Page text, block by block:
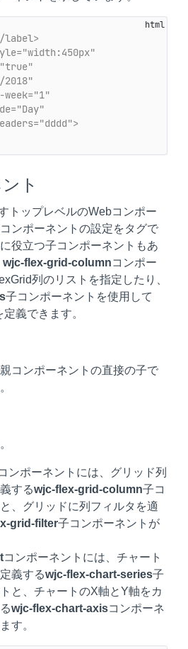
label>
2018"
week="1"
ト
トップレベルのWebコンポー
ンポーネントの設定をタグで
役立つ子コンポーネントもあ
wjc-flex-grid-columnコンポー
列のリストを指定したり、
子コンポーネントを使用して
義できます。
コンポーネントの直接の子で
ンポーネントには、グリッド列
するwjc-flex-grid-column子コ
、グリッドに列フィルタを適
grid-filter子コンポーネントが
コンポーネントには、チャート
義するwjc-flex-chart-series子
と、チャートのX軸とY軸をカ
wjc-flex-chart-axisコンポーネ
す。